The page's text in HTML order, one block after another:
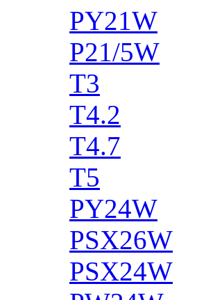
PY21W
P21/5W
T3
T4.2
T4.7
T5
PY24W
PSX26W
PSX24W